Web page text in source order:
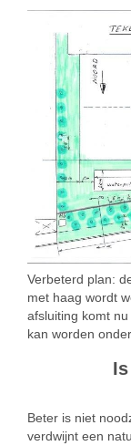
Verbeterd plan:
met haag wordt
afsluiting komt
kan worden
Beter is niet
verdwijnt een